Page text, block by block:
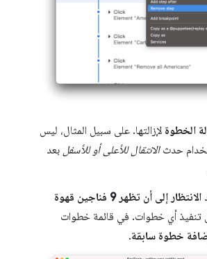
الخطوة لإزالتها. على سبيل المثال، ليس
حدثالانتقال للأعلى أو للأسفل بعد
الانتظار إلى أن تظهر 9 فناجين قهوة
تنفيذ أي خطوات. في قائمة خطوات
خطوة سابقة.